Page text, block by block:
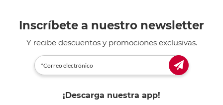
Inscríbete a nuestro newsletter
Y recibe descuentos y promociones exclusivas.
¡Descarga nuestra app!